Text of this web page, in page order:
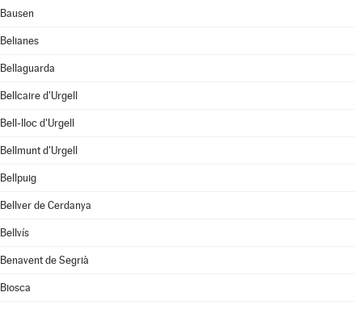
Bausen
Belianes
Bellaguarda
Bellcaire d'Urgell
Bell-lloc d'Urgell
Bellmunt d'Urgell
Bellpuig
Bellver de Cerdanya
Bellvís
Benavent de Segrià
Biosca